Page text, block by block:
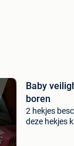
Baby
boren
2 hekjes
deze hekjes